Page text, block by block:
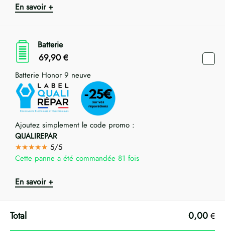
En savoir +
Batterie
69,90 €
Batterie Honor 9 neuve
Ajoutez simplement le code promo :
QUALIREPAR
★★★★★ 5/5
Cette panne a été commandée 81 fois
En savoir +
0,00 €